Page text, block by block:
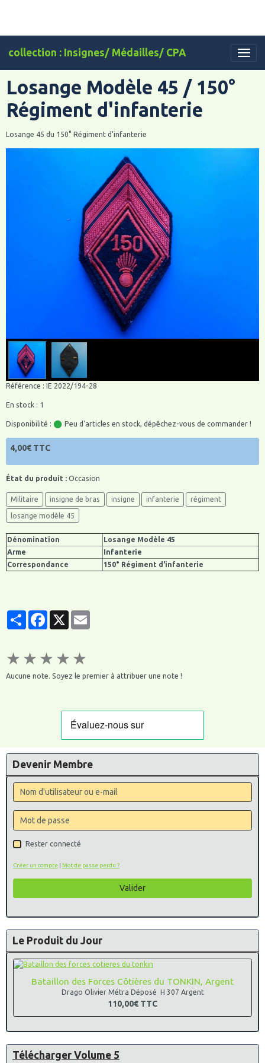
collection : Insignes/ Médailles/ CPA
Losange Modèle 45 / 150°
Régiment d'infanterie
Losange 45 du 150° Régiment d'infanterie
Référence : IE 2022/194-28
En stock : 1
Disponibilité : Peu d'articles en stock, dépêchez-vous de commander !
4,00€ TTC
État du produit : Occasion
Militaire insigne de bras insigne infanterie régiment
losange modèle 45
Dénomination
Losange Modèle 45
Arme
Infanterie
Correspondance
150° Régiment d'infanterie
PartagerFacebook
X
★ ★ ★ ★ ★
Aucune note. Soyez le premier à attribuer une note !
Devenir Membre
Rester connecté
Créer un compte | Mot de passe perdu ?
Valider
Le Produit du Jour
Bataillon des Forces Côtières du TONKIN, Argent
Drago Olivier Métra Déposé H 307 Argent
110,00€ TTC
Télécharger Volume 5